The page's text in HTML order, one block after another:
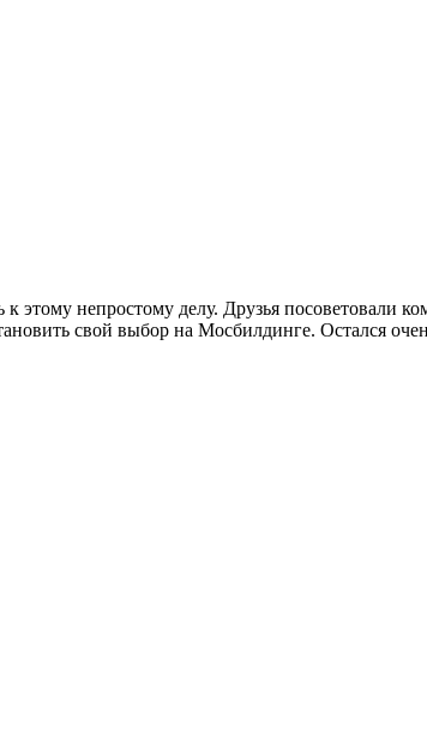
этому непростому делу. Друзья посоветовали
свой выбор на Мосбилдинге. Остался